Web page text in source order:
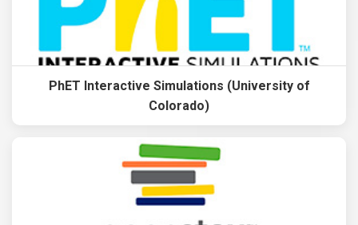
PhET Interactive Simulations (University of
Colorado)